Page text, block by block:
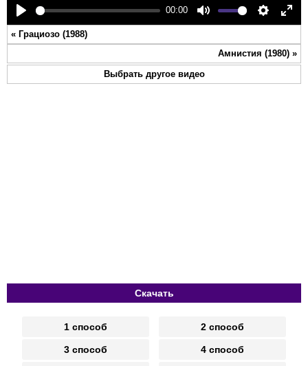
Play
00:00
Mute Settings
« Грациозо (1988)
Амнистия (1980) »
Выбрать другое видео
Скачать
1 способ 2 способ
3 способ 4 способ